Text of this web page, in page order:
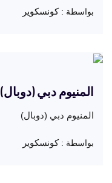
بواسطة :كونسكوير
المنيوم دبي (دوبال)
المنيوم دبي (دوبال)
بواسطة :كونسكوير